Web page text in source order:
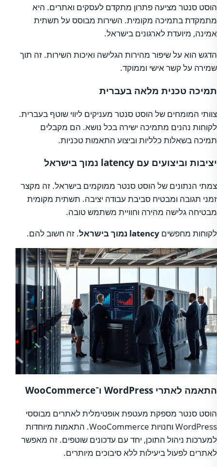
הוסט סנטר מציעה פתרון מתקדם לעסקים ואתרים. היא
מתמקדת בתמיכה מקומית. השירות מבוסס על תשתית
אמינה, מיועדת לארגונים בישראל.
הדגש הוא על שיפור מהירות הגלישה ואיכות השירות. זה תוך
שמירה על קשר אישי וממוקד.
תמיכה טכנית מלאה בעברית
צוותי המומחים של הוסט סנטר מעניקים ליווי שוטף בעברית.
לקוחות נהנים מתמיכה ישירה בכל נושא. הם מקבלים
תמיכה בשאלות כלליות וביצוע התאמות טכניות.
יציבות וביצועים עם latency נמוך בישראל
צמתי הנתונים של הוסט סנטר ממוקמים בישראל. זה מקצר
זמני תגובה ומבטיח סביבת עבודה יציבה. תשתית מקומית
מבטיחה גלישה מהירה וחוויית משתמש טובה.
לקוחות מחפשים latency נמוך בישראל . זה חשוב להם.
התאמה לאתרי WordPress ו־WooCommerce
הוסט סנטר מספקת מעטפת אופטימלית לאתרים מבוססי
WordPress וחנויות WooCommerce. התאמות מיוחדות
למערכות ניהול התוכן, יחד עם עדכונים שוטפים. זה מאפשר
לאתרים לפעול ביעילות ללא סיבוכים מיותרים.